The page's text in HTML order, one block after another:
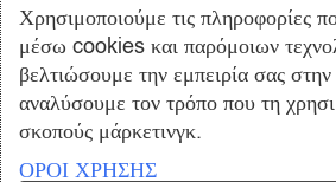
+30.210-5143367,+30.210-5154659,
+30.210-5133976
info@hydropac.gr
Δευτ. εως Παρ.: 08:00 - 16:00
Χρησιμοποιούμε τις πληροφορίες
μέσω cookies και παρόμοιων
βελτιώσουμε την εμπειρία σας
αναλύσουμε τον τρόπο που τη
σκοπούς μάρκετινγκ.
ΟΡΟΙ ΧΡΗΣΗΣ